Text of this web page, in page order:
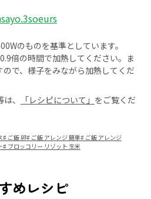
のものを基準としています。
倍の時間で加熱してください。ま
で、様子をみながら加熱してくだ
、
「レシピについて」 をご覧くだ
# ご飯 卵# ご飯 アレンジ 簡単# ご飯 アレンジ
# ブロッコリー リゾット 生米
めレシピ